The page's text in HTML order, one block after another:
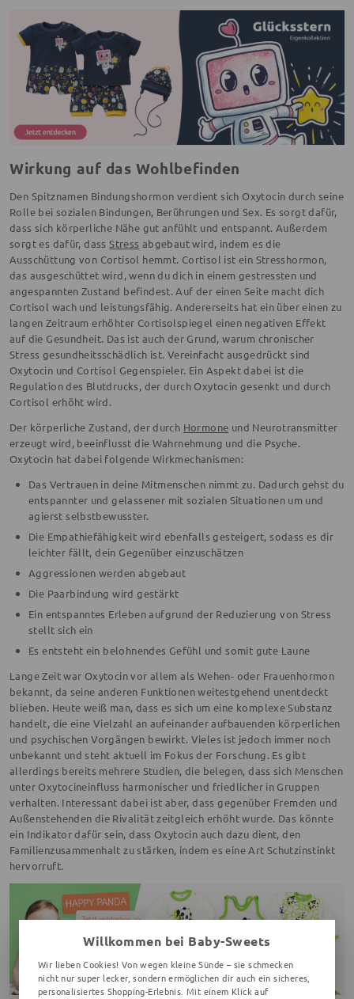
Wirkung auf das Wohlbefinden
Den Spitznamen Bindungshormon verdient sich Oxytocin durch seine
Rolle bei sozialen Bindungen, Berührungen und Sex. Es sorgt dafür,
dass sich körperliche Nähe gut anfühlt und entspannt. Außerdem
sorgt es dafür, dassStress abgebaut wird, indem es die
Ausschüttung von Cortisol hemmt. Cortisol ist ein Stresshormon,
das ausgeschüttet wird, wenn du dich in einem gestressten und
angespannten Zustand befindest. Auf der einen Seite macht dich
Cortisol wach und leistungsfähig. Andererseits hat ein über einen zu
langen Zeitraum erhöhter Cortisolspiegel einen negativen Effekt
auf die Gesundheit. Das ist auch der Grund, warum chronischer
Stress gesundheitsschädlich ist. Vereinfacht ausgedrückt sind
Oxytocin und Cortisol Gegenspieler. Ein Aspekt dabei ist die
Regulation des Blutdrucks, der durch Oxytocin gesenkt und durch
Cortisol erhöht wird.
Der körperliche Zustand, der durch Hormone und Neurotransmitter
erzeugt wird, beeinflusst die Wahrnehmung und die Psyche.
Oxytocin hat dabei folgende Wirkmechanismen:
Das Vertrauen in deine Mitmenschen nimmt zu. Dadurch gehst du
entspannter und gelassener mit sozialen Situationen um und
agierst selbstbewusster.
Die Empathiefähigkeit wird ebenfalls gesteigert, sodass es dir
leichter fällt, dein Gegenüber einzuschätzen
Aggressionen werden abgebaut
Die Paarbindung wird gestärkt
Ein entspanntes Erleben aufgrund der Reduzierung von Stress
stellt sich ein
Es entsteht ein belohnendes Gefühl und somit gute Laune
Lange Zeit war Oxytocin vor allem als Wehen- oder Frauenhormon
bekannt, da seine anderen Funktionen weitestgehend unentdeckt
blieben. Heute weiß man, dass es sich um eine komplexe Substanz
handelt, die eine Vielzahl an aufeinander aufbauenden körperlichen
und psychischen Vorgängen bewirkt. Vieles ist jedoch immer noch
unbekannt und steht aktuell im Fokus der Forschung. Es gibt
allerdings bereits mehrere Studien, die belegen, dass sich Menschen
unter Oxytocineinfluss harmonischer und friedlicher in Gruppen
verhalten. Interessant dabei ist aber, dass gegenüber Fremden und
Außenstehenden die Rivalität zeitgleich erhöht wurde. Das könnte
ein Indikator dafür sein, dass Oxytocin auch dazu dient, den
Familienzusammenhalt zu stärken, indem es eine Art Schutzinstinkt
hervorruft.
Willkommen bei Baby-Sweets
Wir lieben Cookies! Von wegen kleine Sünde – sie schmecken
nicht nur super lecker, sondern ermöglichen dir auch ein sicheres,
personalisiertes Shopping-Erlebnis. Mit einem Klick auf